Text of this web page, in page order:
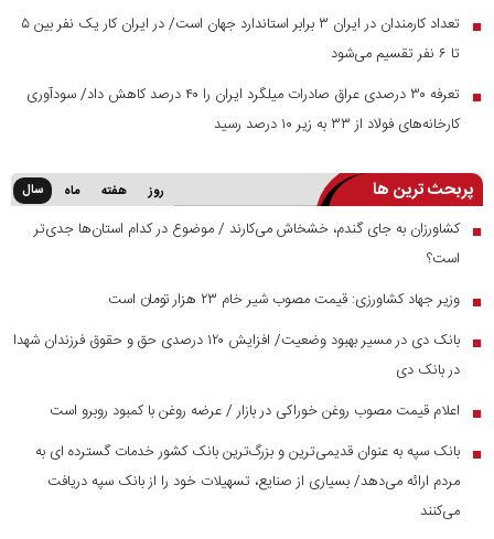
■
تعداد کارمندان در ایران ۳ برابر استاندارد جهان است/ در ایران کار یک نفر بین ۵
تا ۶ نفر تقسیم می‌شود
■
تعرفه ۳۰ درصدی عراق صادرات میلگرد ایران را ۴۰ درصد کاهش داد/ سودآوری
کارخانه‌های فولاد از ۳۳ به زیر ۱۰ درصد رسید
پربحث ترین ها روز هفته ماه سال
■ کشاورزان به جای گندم، خشخاش می‌کارند / موضوع در کدام استان‌ها جدی‌تر
است؟
■ وزیر جهاد کشاورزی: قیمت مصوب شیر خام ۲۳ هزار تومان است
■
بانک دی در مسیر بهبود وضعیت/ افزایش ۱۲۰ درصدی حق و حقوق فرزندان شهدا
در بانک دی
■ اعلام قیمت مصوب روغن خوراکی در بازار / عرضه روغن با کمبود روبرو است
■ بانک سپه به عنوان قدیمی‌ترین و بزرگ‌ترین بانک کشور خدمات گسترده ای به
مردم ارائه می‌دهد/ بسیاری از صنایع، تسهیلات خود را از بانک سپه دریافت
می‌کنند